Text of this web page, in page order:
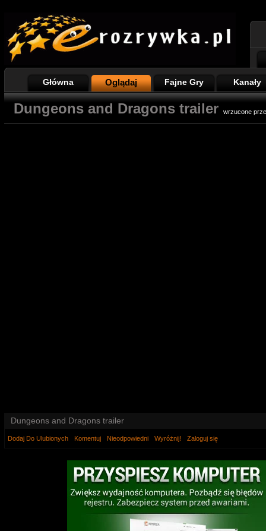
Główna Oglądaj Fajne Gry Kanały
Dungeons and Dragons trailer wrzucone
Dungeons and Dragons trailer
Dodaj Do Ulubionych Komentuj Nieodpowiedni Wyróżnij! Zaloguj się